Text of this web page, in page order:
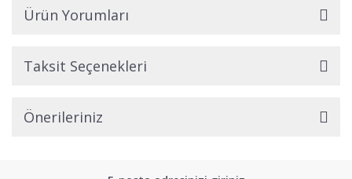
Ürün Yorumları
Taksit Seçenekleri
Önerileriniz